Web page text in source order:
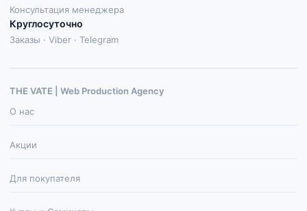
Консультация менеджера
Круглосуточно
Заказы · Viber · Telegram
THE VATE | Web Production Agenсy
О нас
Акции
Для покупателя